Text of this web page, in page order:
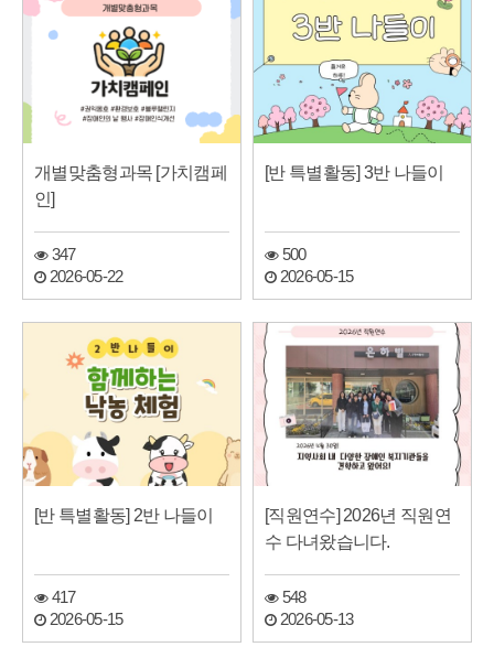
개별맞춤형과목 [가치캠페
인]
347
2026-05-22
[반 특별활동] 3반 나들이
500
2026-05-15
[반 특별활동] 2반 나들이
417
2026-05-15
[직원연수] 2026년 직원연
수 다녀왔습니다.
548
2026-05-13